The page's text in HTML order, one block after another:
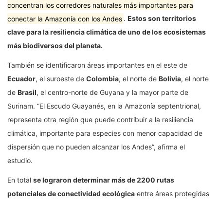
concentran los corredores naturales más importantes para
conectar la Amazonía con los Andes . Estos son territorios
clave para la resiliencia climática de uno de los ecosistemas
más biodiversos del planeta.
También se identificaron áreas importantes en el este de
Ecuador, el suroeste de Colombia, el norte de Bolivia, el norte
de Brasil, el centro-norte de Guyana y la mayor parte de
Surinam. “El Escudo Guayanés, en la Amazonía septentrional,
representa otra región que puede contribuir a la resiliencia
climática, importante para especies con menor capacidad de
dispersión que no pueden alcanzar los Andes”, afirma el
estudio.
En total se lograron determinar más de 2200 rutas
potenciales de conectividad ecológica entre áreas protegidas